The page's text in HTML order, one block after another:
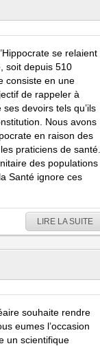
se relaient
soit depuis 510
consiste en une
de rappeler à
devoirs tels qu’ils
Nous avons
en raison des
praticiens de santé.
des populations
Santé ignore ces
LIRE LA SUITE
souhaite rendre
eumes l’occasion
un scientifique